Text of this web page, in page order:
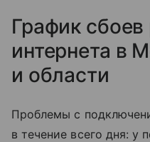
График
интернета в
и области
Проблемы с
в течение всего дня: у